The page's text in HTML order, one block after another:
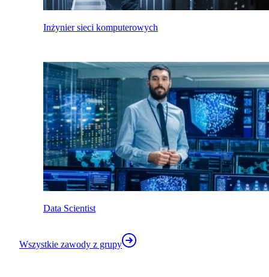
Inżynier sieci komputerowych
Data Scientist
Wszystkie zawody z grupy